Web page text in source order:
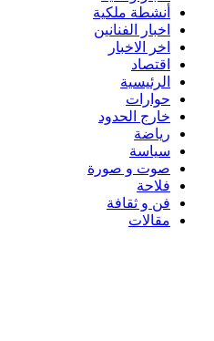
أنشطة ملكية
اخبار الفنانين
اخر الاخبار
اقتصاد
الرئيسية
حوارات
خارج الحدود
رياضة
سياسة
صوت و صورة
فلاحة
فن و ثقافة
مقالات